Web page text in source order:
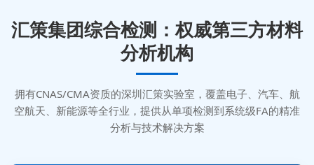
汇策集团综合检测：权威第三方材料
分析机构
拥有CNAS/CMA资质的深圳汇策实验室，覆盖电子、汽车、航
空航天、新能源等全行业，提供从单项检测到系统级FA的精准
分析与技术解决方案